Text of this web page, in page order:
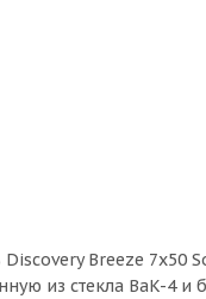
Discovery Breeze 7x50
из стекла BaK-4 и